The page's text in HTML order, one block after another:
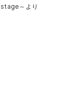
～より